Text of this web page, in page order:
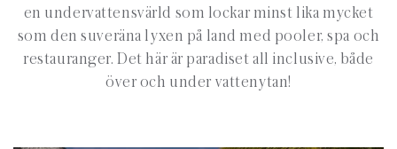
en undervattensvärld som lockar minst lika mycket
som den suveräna lyxen på land med pooler, spa och
restauranger. Det här är paradiset all inclusive, både
över och under vattenytan!